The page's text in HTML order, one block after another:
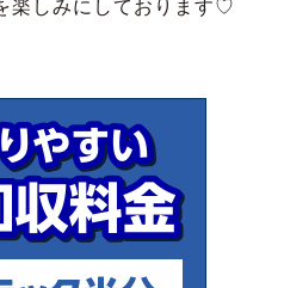
楽しみにしております♡